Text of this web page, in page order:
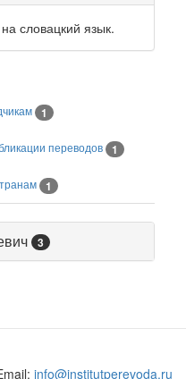
словацкий язык.
1
переводов 1
1
3
info@institutperevoda.ru